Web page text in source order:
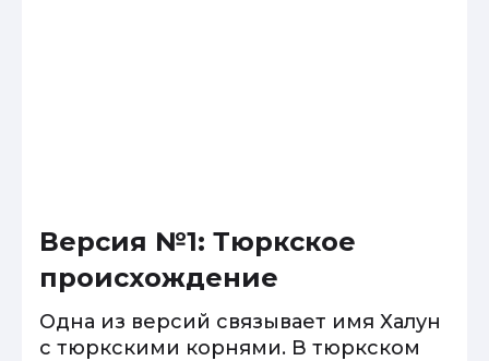
Версия №1: Тюркское
происхождение
Одна из версий связывает имя Халун
с тюркскими корнями. В тюркском